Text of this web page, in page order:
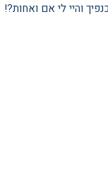
והיי לי אם ואחות?!